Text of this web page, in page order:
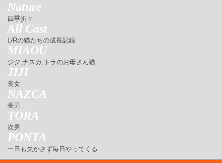
Nature
四季折々
All Cast
L/Rの猫たちの成長記録
MIAOU
ジジ,ナスカ,トラのお母さん猫
JIJI
長女
NAZCA
長男
TORA
次男
PONTA
一日も欠かさず毎日やってくる